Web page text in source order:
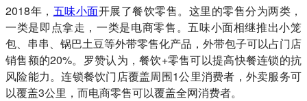
2018年， 五味小面开展了餐饮零售。这里的零售分为两类，
一类是即点拿走，一类是电商零售。五味小面相继推出小笼
包、串串、锅巴土豆等外带零售化产品，外带包子可以占门店
销售额的20%。 罗赞认为，餐饮+零售可以提高快餐连锁的抗
风险能力。连锁餐饮门店覆盖周围1公里消费者，外卖服务可
以覆盖3公里，而电商零售可以覆盖全网消费者。